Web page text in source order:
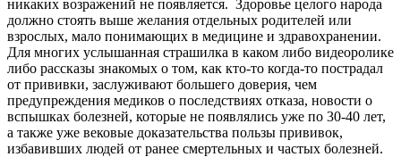
никаких возражений не появляется. Здоровье целого народа
должно стоять выше желания отдельных родителей или
взрослых, мало понимающих в медицине и здравохранении.
Для многих услышанная страшилка в каком либо видеоролике
либо рассказы знакомых о том, как кто-то когда-то пострадал
от прививки, заслуживают большего доверия, чем
предупреждения медиков о последствиях отказа, новости о
вспышках болезней, которые не появлялись уже по 30-40 лет,
а также уже вековые доказательства пользы прививок,
избавивших людей от ранее смертельных и частых болезней.